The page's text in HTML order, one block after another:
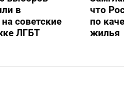
в
советские
ЛГБТ
что
по
жилья